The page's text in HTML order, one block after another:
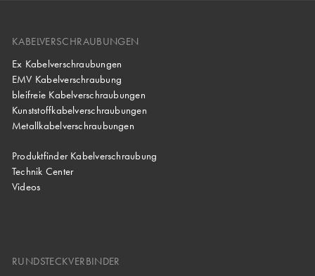
KABELVERSCHRAUBUNGEN
Ex Kabelverschraubungen
EMV Kabelverschraubung
bleifreie Kabelverschraubungen
Kunststoffkabelverschraubungen
Metallkabelverschraubungen
Produktfinder Kabelverschraubung
Technik Center
Videos
RUNDSTECKVERBINDER